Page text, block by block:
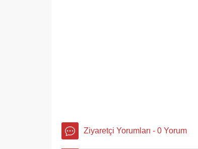
Ziyaretçi Yorumları - 0 Yorum